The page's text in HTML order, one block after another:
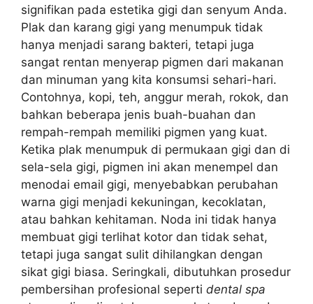
signifikan pada estetika gigi dan senyum Anda.
Plak dan karang gigi yang menumpuk tidak
hanya menjadi sarang bakteri, tetapi juga
sangat rentan menyerap pigmen dari makanan
dan minuman yang kita konsumsi sehari-hari.
Contohnya, kopi, teh, anggur merah, rokok, dan
bahkan beberapa jenis buah-buahan dan
rempah-rempah memiliki pigmen yang kuat.
Ketika plak menumpuk di permukaan gigi dan di
sela-sela gigi, pigmen ini akan menempel dan
menodai email gigi, menyebabkan perubahan
warna gigi menjadi kekuningan, kecoklatan,
atau bahkan kehitaman. Noda ini tidak hanya
membuat gigi terlihat kotor dan tidak sehat,
tetapi juga sangat sulit dihilangkan dengan
sikat gigi biasa. Seringkali, dibutuhkan prosedur
pembersihan profesional seperti dental spa